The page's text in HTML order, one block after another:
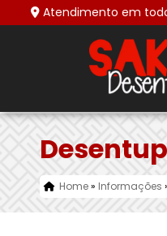
Atendimento em
Home» Informações